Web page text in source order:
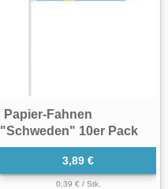
Papier-Fahnen
"Schweden" 10er Pack
3,89 €
0,39 € / Stk.